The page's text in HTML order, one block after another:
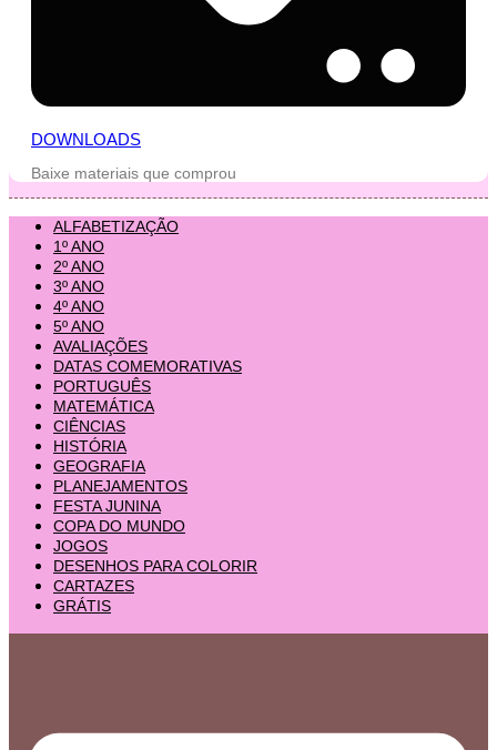
DOWNLOADS
Baixe materiais que comprou
ALFABETIZAÇÃO
1º ANO
2º ANO
3º ANO
4º ANO
5º ANO
AVALIAÇÕES
DATAS COMEMORATIVAS
PORTUGUÊS
MATEMÁTICA
CIÊNCIAS
HISTÓRIA
GEOGRAFIA
PLANEJAMENTOS
FESTA JUNINA
COPA DO MUNDO
JOGOS
DESENHOS PARA COLORIR
CARTAZES
GRÁTIS